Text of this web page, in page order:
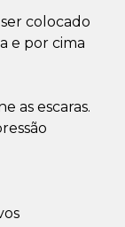
colocado
e por cima
as escaras.